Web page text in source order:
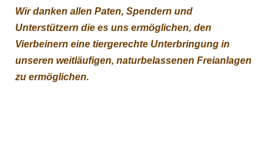
Wir danken allen Paten, Spendern und
Unterstützern die es uns ermöglichen, den
Vierbeinern eine tiergerechte Unterbringung in
unseren weitläufigen, naturbelassenen Freianlagen
zu ermöglichen.